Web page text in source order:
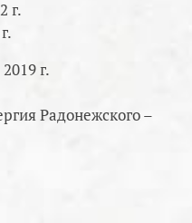
г.
г.
Радонежского –